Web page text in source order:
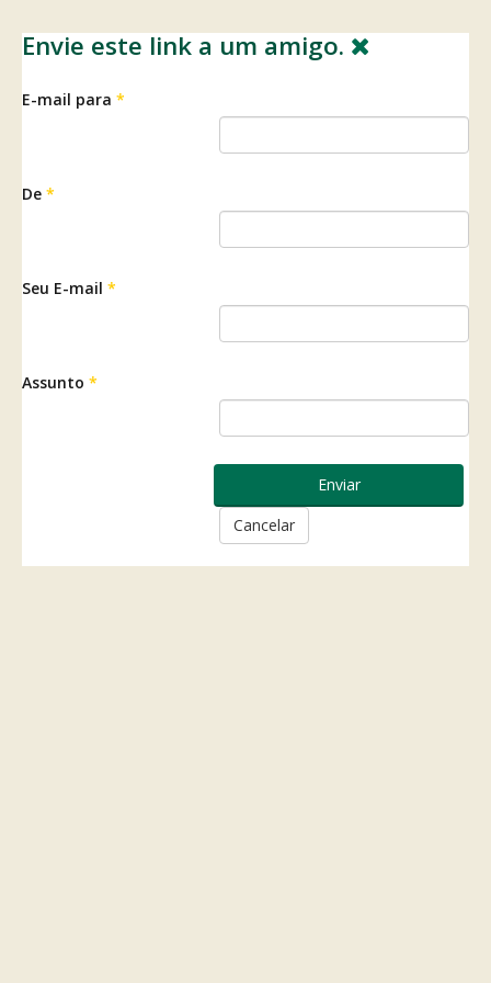
Envie este link a um amigo.
E-mail para *
De *
Seu E-mail *
Assunto *
Enviar
Cancelar